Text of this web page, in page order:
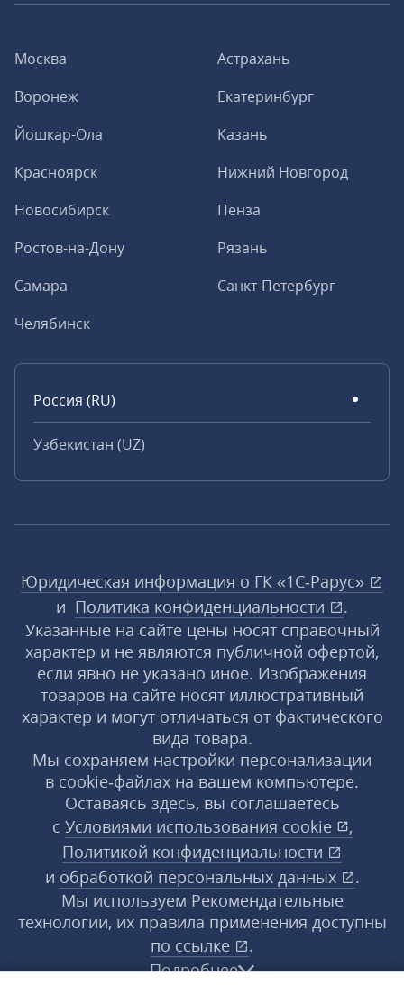
Москва
Астрахань
Воронеж
Екатеринбург
Йошкар-Ола
Казань
Красноярск
Нижний Новгород
Новосибирск
Пенза
Ростов-на-Дону
Рязань
Самара
Санкт-Петербург
Челябинск
Россия (RU)
Узбекистан (UZ)
Юридическая информация о ГК «1С‑Рарус»
и Политика конфиденциальности
.
Указанные на сайте цены носят справочный
характер и не являются публичной офертой,
если явно не указано иное. Изображения
товаров на сайте носят иллюстративный
характер и могут отличаться от фактического
вида товара.
Мы сохраняем настройки персонализации
в cookie‑файлах на вашем компьютере.
Оставаясь здесь, вы соглашаетесь
с Условиями использования cookie
,
Политикой конфиденциальности
и обработкой персональных данных
.
Мы используем Рекомендательные
технологии, их правила применения доступны
по ссылке
.
Подробнее